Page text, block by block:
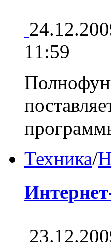
11:59
Техника/